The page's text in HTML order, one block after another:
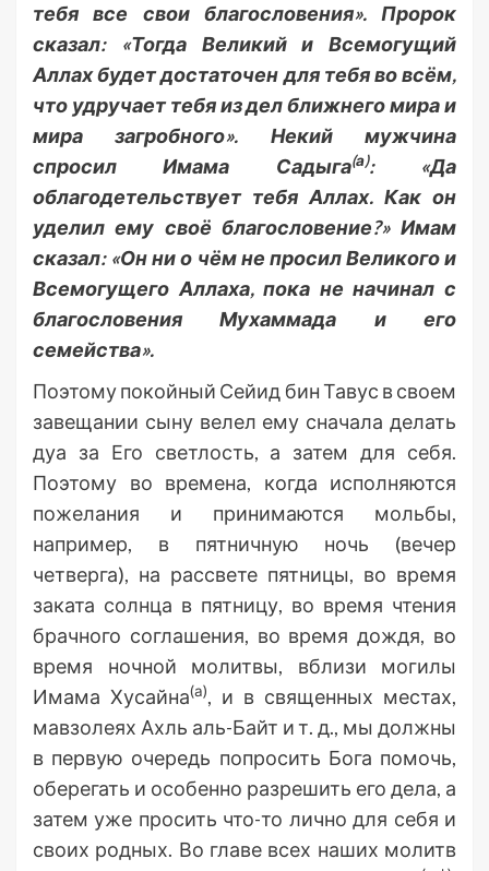
тебя все свои благословения». Пророк
сказал: «Тогда Великий и Всемогущий
Аллах будет достаточен для тебя во всём,
что удручает тебя из дел ближнего мира и
мира загробного». Некий мужчина
спросил Имама Садыга(а): «Да
облагодетельствует тебя Аллах. Как он
уделил ему своё благословение?» Имам
сказал: «Он ни о чём не просил Великого и
Всемогущего Аллаха, пока не начинал с
благословения Мухаммада и его
семейства».
Поэтому покойный Сейид бин Тавус в своем
завещании сыну велел ему сначала делать
дуа за Его светлость, а затем для себя.
Поэтому во времена, когда исполняются
пожелания и принимаются мольбы,
например, в пятничную ночь (вечер
четверга), на рассвете пятницы, во время
заката солнца в пятницу, во время чтения
брачного соглашения, во время дождя, во
время ночной молитвы, вблизи могилы
Имама Хусайна(а), и в священных местах,
мавзолеях Ахль аль-Байт и т. д., мы должны
в первую очередь попросить Бога помочь,
оберегать и особенно разрешить его дела, а
затем уже просить что-то лично для себя и
своих родных. Во главе всех наших молитв